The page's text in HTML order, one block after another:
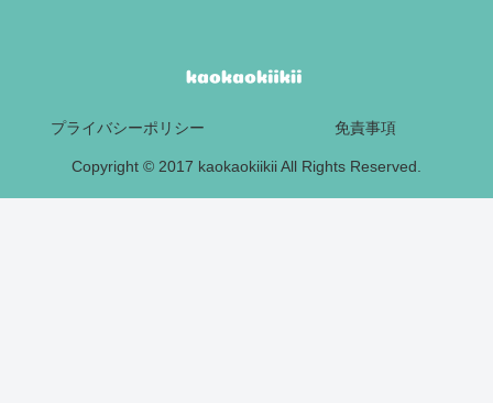
プライバシーポリシー 免責事項
Copyright © 2017 kaokaokiikii All Rights Reserved.